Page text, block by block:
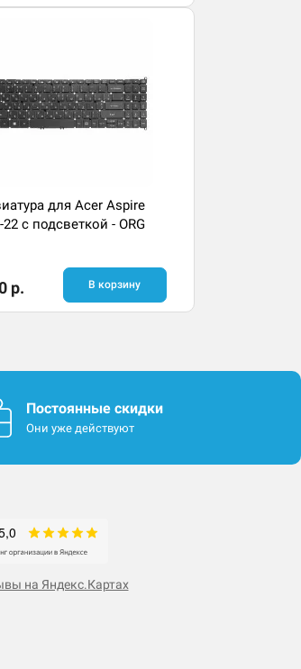
для Acer Aspire
22 с подсветкой - ORG
р. В корзину
Постоянные скидки
Они уже действуют
на Яндекс.Картах